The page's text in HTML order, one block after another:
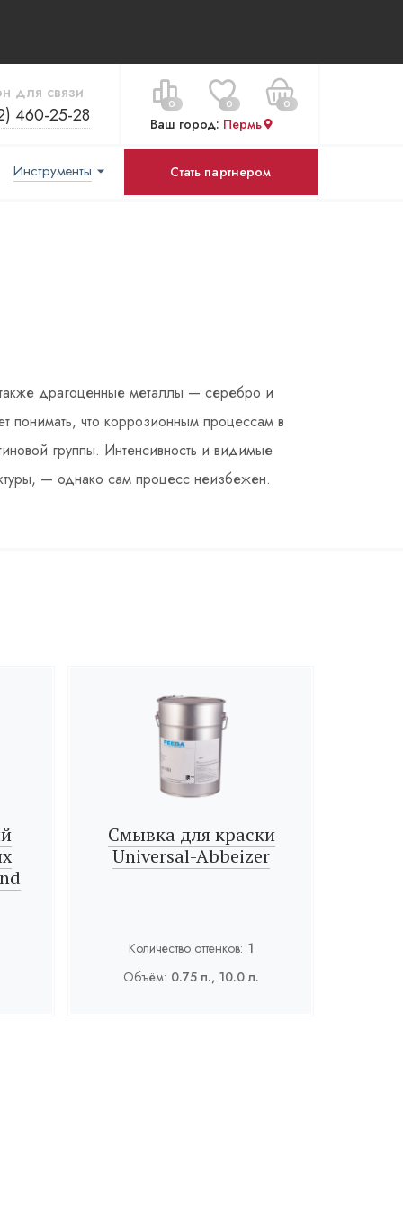
для связи
460-25-28
0 0 0
Цена за все:
Перейти в корзину
Ваш город: Пермь
Инструменты Стать партнером
драгоценные металлы — серебро и
понимать, что коррозионным процессам в
группы. Интенсивность и видимые
— однако сам процесс неизбежен.
Смывка для краски
Universal-Abbeizer
Количество оттенков: 1
Объём: 0.75 л., 10.0 л.